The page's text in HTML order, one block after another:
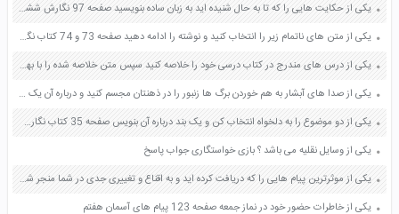
یکی از حکایت هایی را که تا به حال شنیده اید به زبان ساده بنویسید صفحه 97 نگارش ششم دبستان
یکی از متن های ناتمام زیر را انتخاب کنید و نوشته را ادامه دهید صفحه 73 و 74 کتاب نگارش فارسی پنجم دبستان
یکی از درس های مندرج در کتاب درسی خود را خلاصه کنید سپس متن خلاصه شده را با بهره گیری از روش های دسته بندی نمودار جدول نقشه مفهومی نشان دهید صفحه 118 نگارش یازدهم
یکی از صدا های آبشار به هم خوردن برگ ها زنبور را در ذهنتان مجسم کنید و درباره آن یک بند بنویسید صفحه 11 نگارش پنجم
یکی از دو موضوع را به دلخواه انتخاب کن و یک بند درباره آن بنویس صفحه 35 کتاب نگارش فارسی سوم
یکی از وسایل نقلیه می باشد ؟ بازی خواستگاری جواب پاسخ
یکی از موثرترین پیام هایی را که دریافت کرده اید و به اقناع و تغییری جدی در شما منجر شده است برسی کنید و علت این تاثیر گذاری قابل توجه را بنویسید صفحه 52 تفکر و سواد رسانه ای دهم
یکی از خاطرات حضور خود در نماز جمعه صفحه 123 پیام های آسمان هفتم